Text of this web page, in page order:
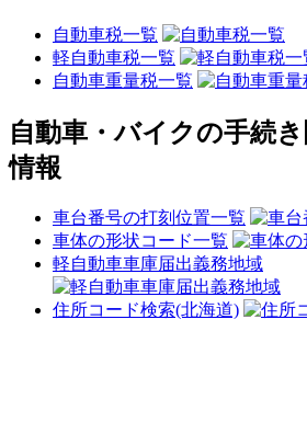
自動車税一覧
軽自動車税一覧
自動車重量税一覧
自動車・バイクの手続
情報
車台番号の打刻位置一覧
車体の形状コード一覧
軽自動車車庫届出義務地域
住所コード検索(北海道)